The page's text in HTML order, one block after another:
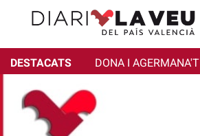
DESTACATS DONA I AGERMANA'T